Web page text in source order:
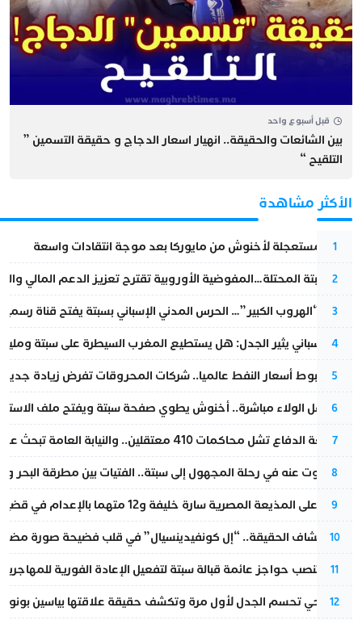
قبل أسبوع واحد
بين الشائعات والحقيقة.. انهيار اسعار الدجاج و حقيقة التسمين ”
التلقيح “
الأكثر مشاهدة
1
عودة مستعجلة لأخنوش من مايوركا بعد موجة انتقادات واسعة
2
أزمة سبتة المحتلة…المفوضية الأوروبية تقترح تعزيز الدعم المالي
3
عملية “الهروب الكبير”… الحرس المدني الإسباني بسبتة يفتح قناة
4
تقرير إسباني يثير الجدل: هل يستطيع المغرب السيطرة على سبتة
5
رغم هبوط أسعار النفط عالميا.. شركات المحروقات تفرض زيادة
6
بعد حفل الولاء مباشرة.. أخنوش يطوي صفحة سبتة ويفتح ملف
7
مقاطعة الدفاع تشل محاكمات 410 معتقلين.. والنيابة العامة تبحث عن حل قانوني
8
المسكوت عنه في رحلة المجهول إلى سبتة.. الفتيات بين مطرقة البحر
9
الحكم على المذيعة المصرية سارة خليفة و12 متهما بالإعدام في قضية هزت بلاد الفراعنة
10
بعد انكشاف الحقيقة.. “إل كونفيدينسيال” في قلب فضيحة صورة
11
إسبانيا تنصب حواجز عائمة قبالة سبتة لتفعيل الإعادة الفورية للمهاجرين
12
نورا فتحي تحسم الجدل لأول مرة وتكشف حقيقة علاقتها بياسين بونو